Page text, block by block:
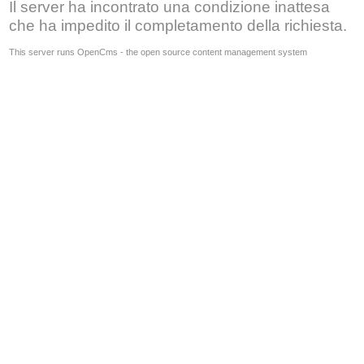
Il server ha incontrato una condizione inattesa
che ha impedito il completamento della richiesta.
This server runs OpenCms - the open source content management system